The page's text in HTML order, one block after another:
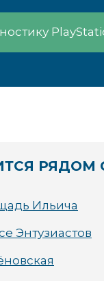
РЯДОМ
Ильича
Энтузиастов